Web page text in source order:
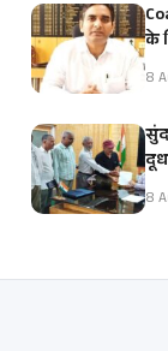
के
8
8